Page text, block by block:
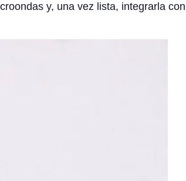
y, una vez lista, integrarla con